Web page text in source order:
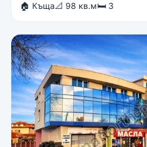
🏠 Къща📐 98 кв.м🛏 3